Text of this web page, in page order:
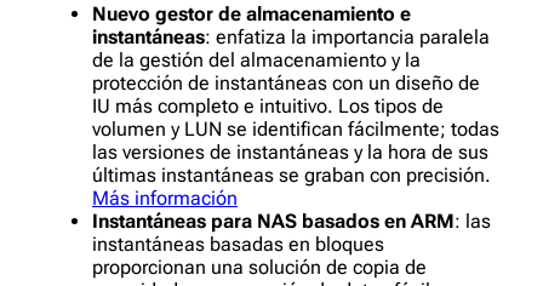
Nuevo gestor de almacenamiento e
instantáneas: enfatiza la importancia paralela
de la gestión del almacenamiento y la
protección de instantáneas con un diseño de
IU más completo e intuitivo. Los tipos de
volumen y LUN se identifican fácilmente; todas
las versiones de instantáneas y la hora de sus
últimas instantáneas se graban con precisión.
Más información
Instantáneas para NAS basados en ARM: las
instantáneas basadas en bloques
proporcionan una solución de copia de